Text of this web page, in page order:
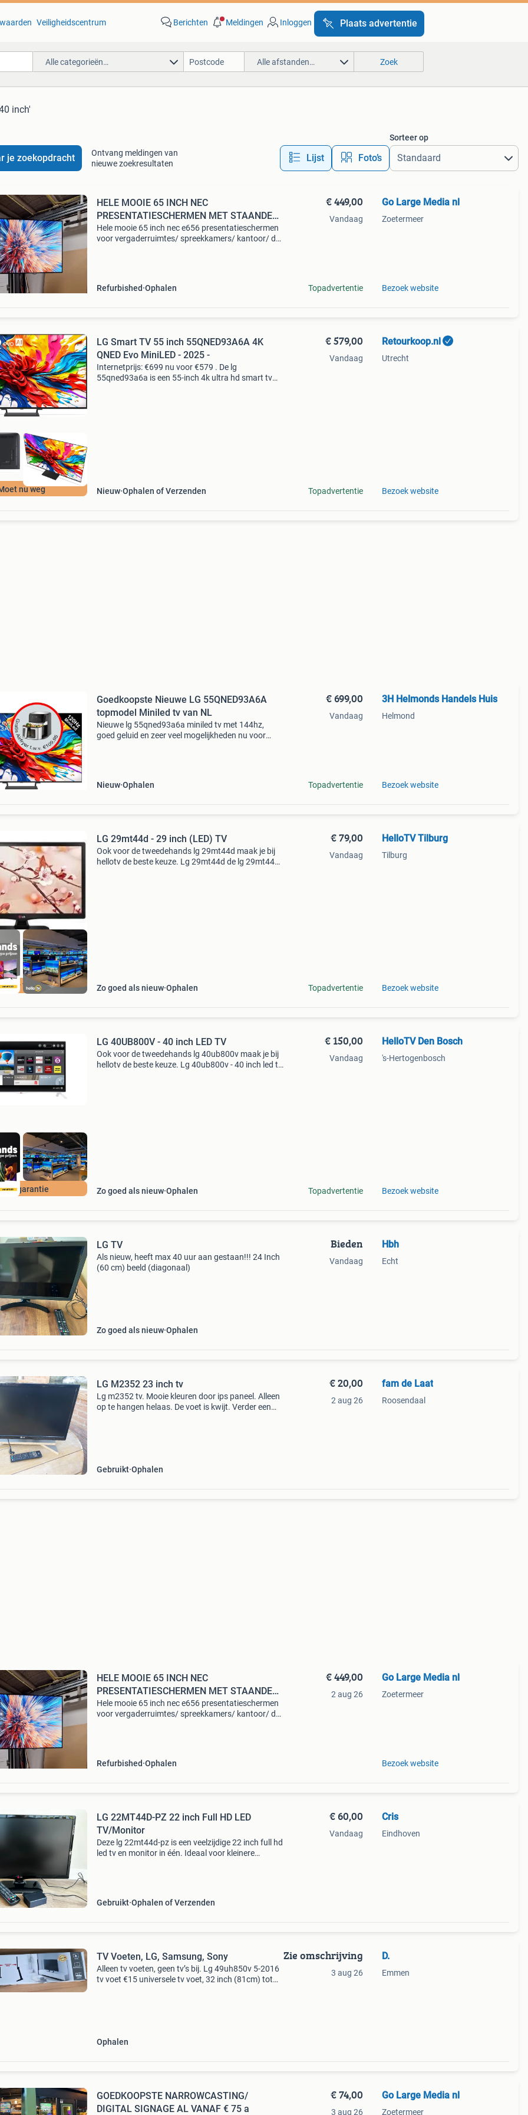
Veiligheidscentrum Berichten Meldingen Inloggen Plaats advertentie
Alle categorieën… Alle afstanden… Zoek
inch'
je zoekopdracht
Ontvang meldingen van
nieuwe zoekresultaten
Lijst Foto’s
Sorteer op
HELE MOOIE 65 INCH NEC
PRESENTATIESCHERMEN MET STAANDER
a
Hele mooie 65 inch nec e656 presentatieschermen
voor vergaderruimtes/ spreekkamers/ kantoor/ de
Refurbished Ophalen
€ 449,00
Vandaag
Topadvertentie
Go Large Media nl
Zoetermeer
Bezoek website
nu weg
LG Smart TV 55 inch 55QNED93A6A 4K
QNED Evo MiniLED - 2025 -
Internetprijs: €699 nu voor €579 . De lg
55qned93a6a is een 55-inch 4k ultra hd smart tv
Nieuw Ophalen of Verzenden
€ 579,00
Vandaag
Topadvertentie
Retourkoop.nl
Utrecht
Bezoek website
Goedkoopste Nieuwe LG 55QNED93A6A
topmodel Miniled tv van NL
Nieuwe lg 55qned93a6a miniled tv met 144hz,
goed geluid en zeer veel mogelijkheden nu voor
Nieuw Ophalen
€ 699,00
Vandaag
Topadvertentie
3H Helmonds Handels Huis
Helmond
Bezoek website
Tilburg
LG 29mt44d - 29 inch (LED) TV
Ook voor de tweedehands lg 29mt44d maak je bij
hellotv de beste keuze. Lg 29mt44d de lg 29mt44d
Zo goed als nieuw Ophalen
€ 79,00
Vandaag
Topadvertentie
HelloTV Tilburg
Tilburg
Bezoek website
garantie
LG 40UB800V - 40 inch LED TV
Ook voor de tweedehands lg 40ub800v maak je bij
hellotv de beste keuze. Lg 40ub800v - 40 inch led tv
Zo goed als nieuw Ophalen
€ 150,00
Vandaag
Topadvertentie
HelloTV Den Bosch
's-Hertogenbosch
Bezoek website
LG TV
Als nieuw, heeft max 40 uur aan gestaan!!! 24 Inch
(60 cm) beeld (diagonaal)
Zo goed als nieuw Ophalen
Bieden
Vandaag
Hbh
Echt
LG M2352 23 inch tv
Lg m2352 tv. Mooie kleuren door ips paneel. Alleen
op te hangen helaas. De voet is kwijt. Verder een
Gebruikt Ophalen
€ 20,00
2 aug 26
fam de Laat
Roosendaal
HELE MOOIE 65 INCH NEC
PRESENTATIESCHERMEN MET STAANDER
a
Hele mooie 65 inch nec e656 presentatieschermen
voor vergaderruimtes/ spreekkamers/ kantoor/ de
Refurbished Ophalen
€ 449,00
2 aug 26
Go Large Media nl
Zoetermeer
Bezoek website
LG 22MT44D-PZ 22 inch Full HD LED
TV/Monitor
Deze lg 22mt44d-pz is een veelzijdige 22 inch full hd
led tv en monitor in één. Ideaal voor kleinere
Gebruikt Ophalen of Verzenden
€ 60,00
Vandaag
Cris
Eindhoven
TV Voeten, LG, Samsung, Sony
Alleen tv voeten, geen tv’s bij. Lg 49uh850v 5-2016
tv voet €15 universele tv voet, 32 inch (81cm) tot
Ophalen
Zie omschrijving
3 aug 26
D.
Emmen
GOEDKOOPSTE NARROWCASTING/
DIGITAL SIGNAGE AL VANAF € 75 a
€ 74,00
3 aug 26
Go Large Media nl
Zoetermeer